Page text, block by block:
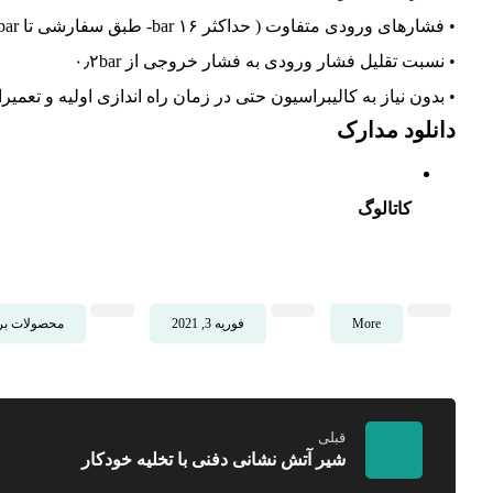
• فشارهای ورودی متفاوت ( حداکثر ۱۶ bar- طبق سفارشی تا ۳۰bar )
• نسبت تقلیل فشار ورودی به فشار خروجی از ۰٫۲bar
• بدون نیاز به کالیبراسیون حتی در زمان راه اندازی اولیه و
دانلود مدارک
کاتالوگ
More فوریه 3, 2021 محصولات
قبلی
شیر آتش نشانی دفنی با تخلیه خودکار